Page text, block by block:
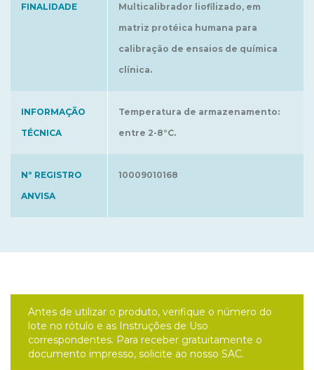
FINALIDADE
Multicalibrador liofilizado, em
matriz protéica humana para
calibração de ensaios de química
clínica.
INFORMAÇÃO
TÉCNICA
Temperatura de armazenamento:
entre 2-8°C.
Nº REGISTRO
ANVISA
10009010168
Antes de utilizar o produto, verifique o número do
lote no rótulo e as Instruções de Uso
correspondentes. Para receber gratuitamente o
documento impresso, solicite ao nosso SAC.